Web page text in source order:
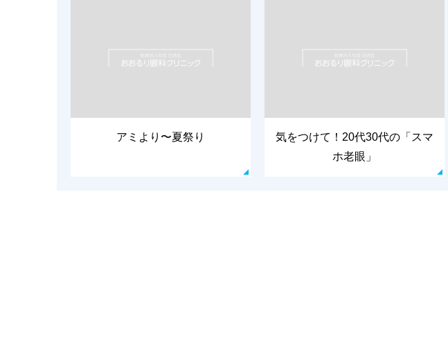
アミより〜夏祭り
気をつけて！20代30代の「スマ
ホ老眼」